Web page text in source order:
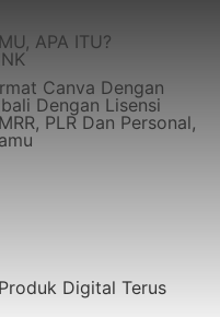
APA ITU?
Canva Dengan
Dengan Lisensi
PLR Dan Personal,
Digital Terus